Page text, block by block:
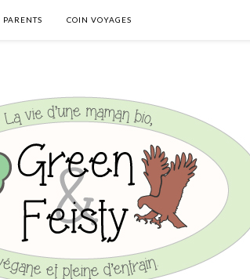
PARENTS COIN VOYAGES